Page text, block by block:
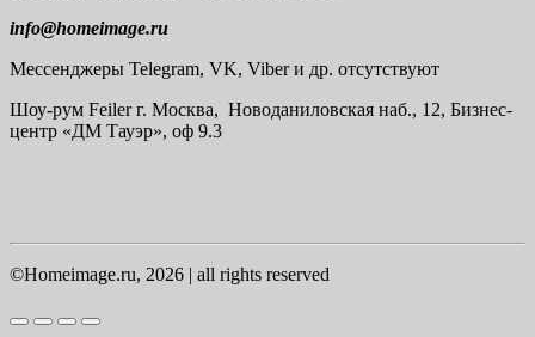
info@homeimage.ru
Мессенджеры Telegram, VK, Viber и др. отсутствуют
Шоу-рум Feiler г. Москва, Новоданиловская наб., 12, Бизнес-
центр «ДМ Тауэр», оф 9.3
©Homeimage.ru, 2026 | all rights reserved